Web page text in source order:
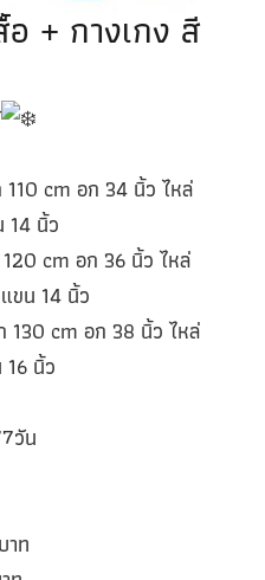
+ กางเกง สี
110 cm อก 34 นิ้ว ไหล่
14 นิ้ว
cm อก 36 นิ้ว ไหล่
ขน 14 นิ้ว
130 cm อก 38 นิ้ว ไหล่
นิ้ว
วัน
าท